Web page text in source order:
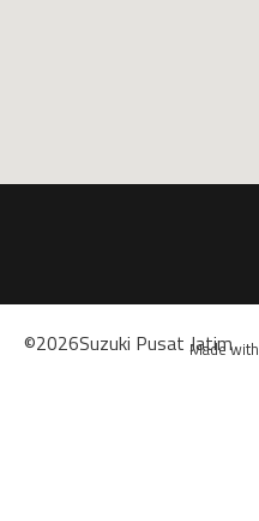
©2026Suzuki Pusat Jatim
Made with